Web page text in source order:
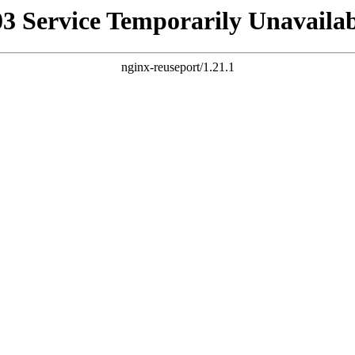
Service Temporarily
nginx-reuseport/1.21.1